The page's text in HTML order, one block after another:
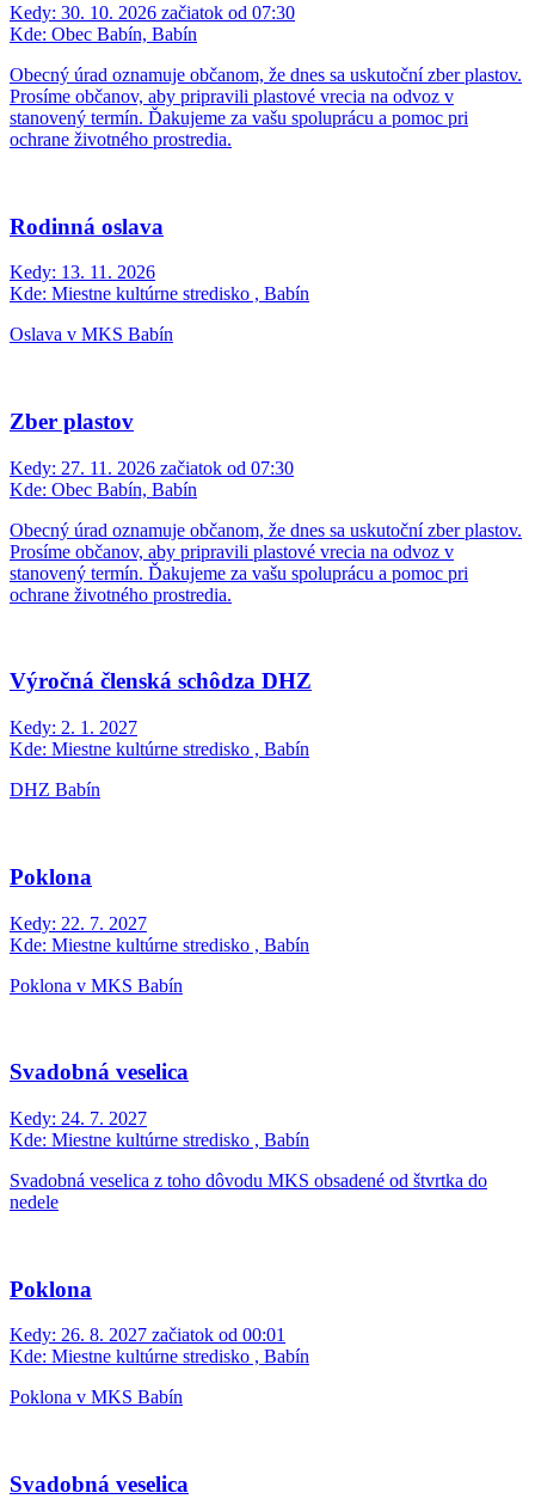
Kedy: 30. 10. 2026 začiatok od 07:30
Kde: Obec Babín, Babín
Obecný úrad oznamuje občanom, že dnes sa uskutoční zber plastov.
Prosíme občanov, aby pripravili plastové vrecia na odvoz v
stanovený termín. Ďakujeme za vašu spoluprácu a pomoc pri
ochrane životného prostredia.
Rodinná oslava
Kedy: 13. 11. 2026
Kde: Miestne kultúrne stredisko , Babín
Oslava v MKS Babín
Zber plastov
Kedy: 27. 11. 2026 začiatok od 07:30
Kde: Obec Babín, Babín
Obecný úrad oznamuje občanom, že dnes sa uskutoční zber plastov.
Prosíme občanov, aby pripravili plastové vrecia na odvoz v
stanovený termín. Ďakujeme za vašu spoluprácu a pomoc pri
ochrane životného prostredia.
Výročná členská schôdza DHZ
Kedy: 2. 1. 2027
Kde: Miestne kultúrne stredisko , Babín
DHZ Babín
Poklona
Kedy: 22. 7. 2027
Kde: Miestne kultúrne stredisko , Babín
Poklona v MKS Babín
Svadobná veselica
Kedy: 24. 7. 2027
Kde: Miestne kultúrne stredisko , Babín
Svadobná veselica z toho dôvodu MKS obsadené od štvrtka do
nedele
Poklona
Kedy: 26. 8. 2027 začiatok od 00:01
Kde: Miestne kultúrne stredisko , Babín
Poklona v MKS Babín
Svadobná veselica